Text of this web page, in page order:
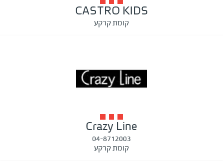
CASTRO KIDS
קומת קרקע
Crazy Line
04-8712003
קומת קרקע